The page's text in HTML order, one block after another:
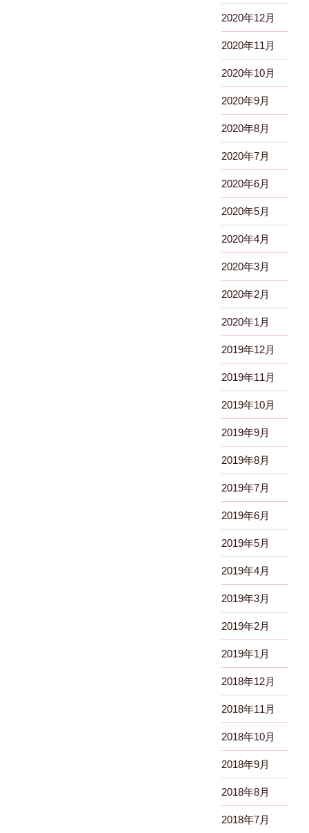
2020年12月
2020年11月
2020年10月
2020年9月
2020年8月
2020年7月
2020年6月
2020年5月
2020年4月
2020年3月
2020年2月
2020年1月
2019年12月
2019年11月
2019年10月
2019年9月
2019年8月
2019年7月
2019年6月
2019年5月
2019年4月
2019年3月
2019年2月
2019年1月
2018年12月
2018年11月
2018年10月
2018年9月
2018年8月
2018年7月